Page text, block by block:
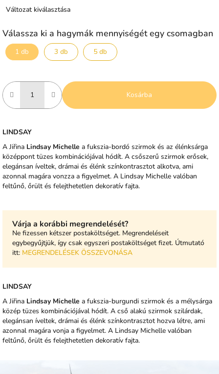
Változat kiválasztása
Válassza ki a hagymák mennyiségét egy csomagban
1 db 3 db 5 db
Kosárba
LINDSAY
A Jiřina Lindsay Michelle a fukszia-bordó szirmok és az élénksárga
középpont tüzes kombinációjával hódít. A csőszerű szirmok erősek,
elegánsan íveltek, drámai és élénk színkontrasztot alkotva, ami
azonnal magára vonzza a figyelmet. A Lindsay Michelle valóban
feltűnő, őrült és felejthetetlen dekoratív fajta.
Várja a korábbi megrendelését?
Ne fizessen kétszer postaköltséget. Megrendeléseit
egybegyűjtjük, így csak egyszeri postaköltséget fizet. Útmutató
itt: MEGRENDELÉSEK ÖSSZEVONÁSA
LINDSAY
A Jiřina Lindsay Michelle a fukszia-burgundi szirmok és a mélysárga
közép tüzes kombinációjával hódít. A cső alakú szirmok szilárdak,
elegánsan íveltek, drámai és élénk színkontrasztot hozva létre, ami
azonnal magára vonja a figyelmet. A Lindsay Michelle valóban
feltűnő, őrült és felejthetetlen dekoratív fajta.